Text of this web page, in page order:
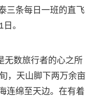
三条每日一班的直飞
。
无数旅行者的心之所
，天山脚下两万余亩
连绵至天边。在有着